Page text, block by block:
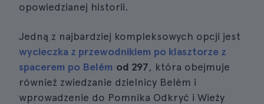
opowiedzianej historii.
Jedną z najbardziej kompleksowych opcji jest
wycieczka z przewodnikiem po klasztorze z
spacerem po Belém od 297, która obejmuje
również zwiedzanie dzielnicy Belém i
wprowadzenie do Pomnika Odkryć i Wieży